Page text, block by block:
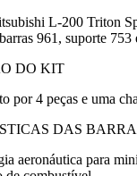
L-200 Triton
961, suporte 753
DO KIT
por 4 peças e uma
DAS
aeronáutica para